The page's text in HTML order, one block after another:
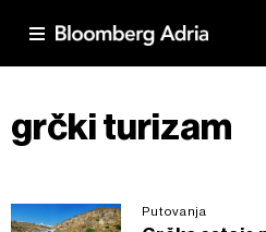
grčki turizam
Putovanja